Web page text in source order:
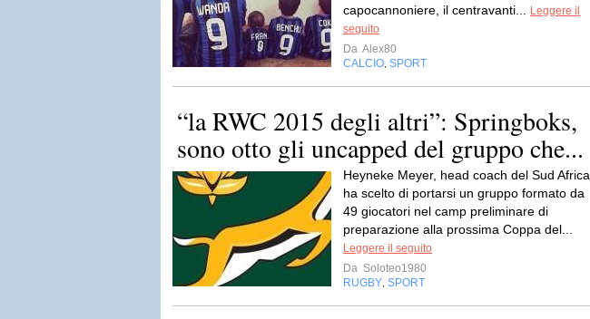
capocannoniere, il centravanti...
Leggere il
seguito
Da Alex80
CALCIO SPORT
“la RWC 2015 degli altri”: Springboks,
sono otto gli uncapped del gruppo che...
Heyneke Meyer, head coach del Sud Africa,
ha scelto di portarsi un gruppo formato da
49 giocatori nel camp preliminare di
preparazione alla prossima Coppa del...
Leggere il seguito
Da Soloteo1980
RUGBY SPORT